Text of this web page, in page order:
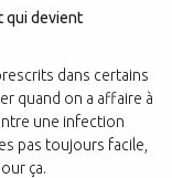
qui devient
dans certains
quand on a affaire à
une infection
pas toujours facile,
ça.